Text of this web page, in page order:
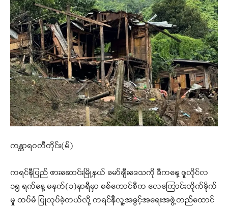
ကန္တာရဝတီတိုင်း(မ်)
ကရင်နီပြည် ဖားဆောင်းမြို့နယ် မော်ချီးဒေသကို ဒီကနေ့ ဇူလိုင်လ
၁၅ ရက်နေ့ မနက်(၁)နာရီမှာ စစ်ကောင်စီက လေကြောင်းတိုက်ခိုက်
မှု ထပ်မံ ပြုလုပ်ခဲ့တယ်လို့ ကရင်နီလူ့အခွင့်အရေးအဖွဲ့တည်ထောင်